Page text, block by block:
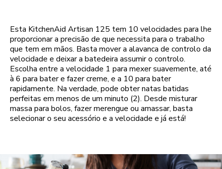
Esta KitchenAid Artisan 125 tem 10 velocidades para lhe
proporcionar a precisão de que necessita para o trabalho
que tem em mãos. Basta mover a alavanca de controlo da
velocidade e deixar a batedeira assumir o controlo.
Escolha entre a velocidade 1 para mexer suavemente, até
à 6 para bater e fazer creme, e a 10 para bater
rapidamente. Na verdade, pode obter natas batidas
perfeitas em menos de um minuto (2). Desde misturar
massa para bolos, fazer merengue ou amassar, basta
selecionar o seu acessório e a velocidade e já está!